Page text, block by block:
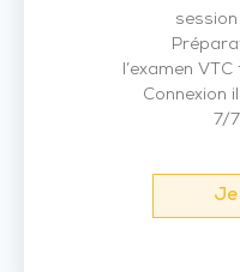
session
l’examen
Connexion
7/